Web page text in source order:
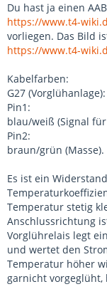
Du hast ja einen
https://www.t4-
vorliegen. Das Bild
https://www.t4-
Kabelfarben:
G27 (Vorglühanlage):
Pin1:
blau/weiß (Signal
Pin2:
braun/grün (Masse).
Es ist ein
Temperatur stetig
Anschlussrichtung
Vorglührelais legt
und wertet den
Temperatur höher
garnicht vorgeglüht,